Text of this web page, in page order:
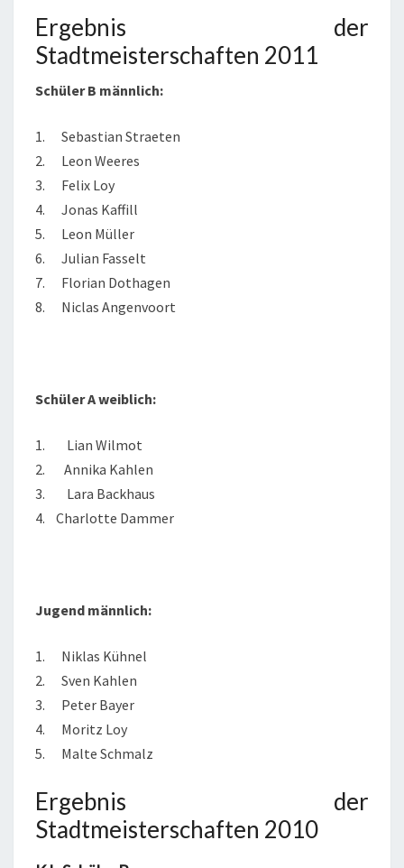
Ergebnis der
Stadtmeisterschaften 2011
Schüler B männlich:
1. Sebastian Straeten
2. Leon Weeres
3. Felix Loy
4. Jonas Kaffill
5. Leon Müller
6. Julian Fasselt
7. Florian Dothagen
8. Niclas Angenvoort
Schüler A weiblich:
1. Lian Wilmot
2. Annika Kahlen
3. Lara Backhaus
4. Charlotte Dammer
Jugend männlich:
1. Niklas Kühnel
2. Sven Kahlen
3. Peter Bayer
4. Moritz Loy
5. Malte Schmalz
Ergebnis der
Stadtmeisterschaften 2010